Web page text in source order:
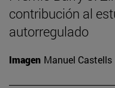
contribución al
autorregulado
Imagen Manuel Castells